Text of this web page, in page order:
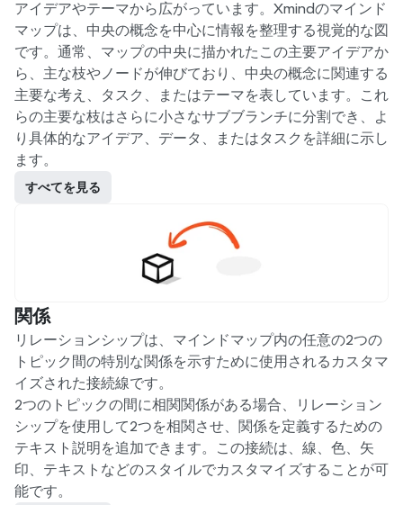
アイデアやテーマから広がっています。Xmindのマインド
マップは、中央の概念を中心に情報を整理する視覚的な図
です。通常、マップの中央に描かれたこの主要アイデアか
ら、主な枝やノードが伸びており、中央の概念に関連する
主要な考え、タスク、またはテーマを表しています。これ
らの主要な枝はさらに小さなサブブランチに分割でき、よ
り具体的なアイデア、データ、またはタスクを詳細に示し
ます。
すべてを見る
関係
リレーションシップは、マインドマップ内の任意の2つの
トピック間の特別な関係を示すために使用されるカスタマ
イズされた接続線です。
2つのトピックの間に相関関係がある場合、リレーション
シップを使用して2つを相関させ、関係を定義するための
テキスト説明を追加できます。この接続は、線、色、矢
印、テキストなどのスタイルでカスタマイズすることが可
能です。